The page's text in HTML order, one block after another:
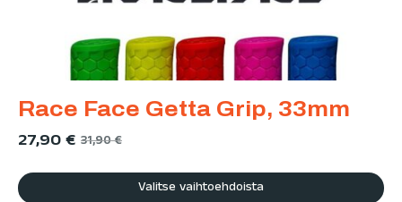
Race Face Getta Grip, 33mm
27,90€ 31,90€
Valitse vaihtoehdoista